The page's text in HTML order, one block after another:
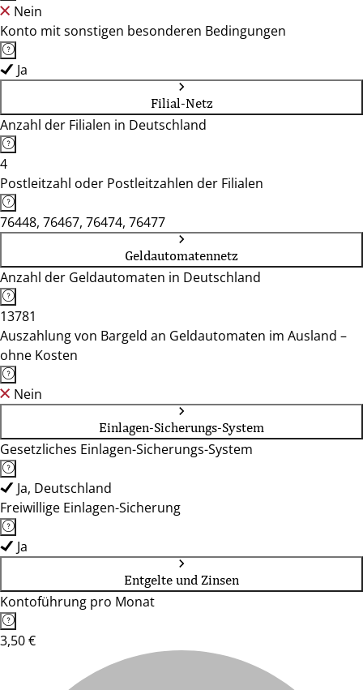
Nein
Konto mit sonstigen besonderen Bedingungen
Ja
Filial-Netz
Anzahl der Filialen in Deutschland
4
Postleitzahl oder Postleitzahlen der Filialen
76448, 76467, 76474, 76477
Geldautomatennetz
Anzahl der Geldautomaten in Deutschland
13781
Auszahlung von Bargeld an Geldautomaten im Ausland –
ohne Kosten
Nein
Einlagen-Sicherungs-System
Gesetzliches Einlagen-Sicherungs-System
Ja, Deutschland
Freiwillige Einlagen-Sicherung
Ja
Entgelte und Zinsen
Kontoführung pro Monat
3,50 €